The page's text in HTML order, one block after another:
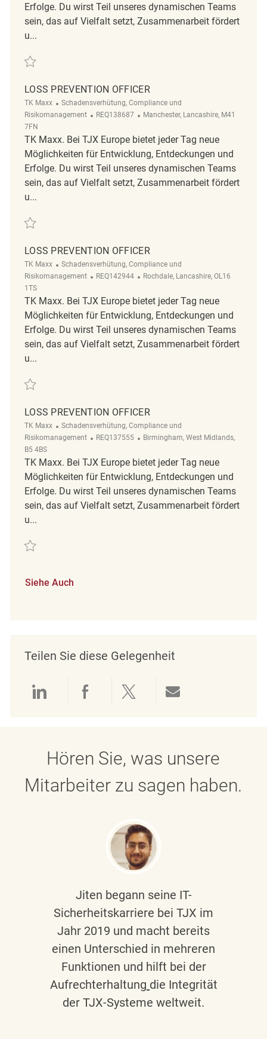
Erfolge. Du wirst Teil unseres dynamischen Teams
sein, das auf Vielfalt setzt, Zusammenarbeit fördert
u...
Retten Loss Prevention Officer REQ143651
LOSS PREVENTION OFFICER
TK Maxx Kategorie
Schadensverhütung, Compliance und
Risikomanagement
ReqId
REQ138687 Ort
Manchester, Lancashire, M41
7FN
TK Maxx. Bei TJX Europe bietet jeder Tag neue
Möglichkeiten für Entwicklung, Entdeckungen und
Erfolge. Du wirst Teil unseres dynamischen Teams
sein, das auf Vielfalt setzt, Zusammenarbeit fördert
u...
Retten Loss Prevention Officer REQ138687
LOSS PREVENTION OFFICER
TK Maxx Kategorie
Schadensverhütung, Compliance und
Risikomanagement
ReqId
REQ142944 Ort
Rochdale, Lancashire, OL16
1TS
TK Maxx. Bei TJX Europe bietet jeder Tag neue
Möglichkeiten für Entwicklung, Entdeckungen und
Erfolge. Du wirst Teil unseres dynamischen Teams
sein, das auf Vielfalt setzt, Zusammenarbeit fördert
u...
Retten LOSS PREVENTION OFFICER REQ142944
LOSS PREVENTION OFFICER
TK Maxx Kategorie
Schadensverhütung, Compliance und
Risikomanagement
ReqId
REQ137555 Ort
Birmingham, West Midlands,
B5 4BS
TK Maxx. Bei TJX Europe bietet jeder Tag neue
Möglichkeiten für Entwicklung, Entdeckungen und
Erfolge. Du wirst Teil unseres dynamischen Teams
sein, das auf Vielfalt setzt, Zusammenarbeit fördert
u...
Retten Loss Prevention Officer REQ137555
Siehe Auch
Teilen Sie diese Gelegenheit
Über LinkedIn teilen
Über Facebook teilen
Über Twitter teilen
Hören Sie, was unsere
Mitarbeiter zu sagen haben.
Jiten begann seine IT-
Sicherheitskarriere bei TJX im
Jahr 2019 und macht bereits
einen Unterschied in mehreren
Funktionen und hilft bei der
Aufrechterhaltung die Integrität
der TJX-Systeme weltweit.